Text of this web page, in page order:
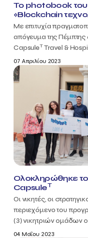
Το photobook του
«Blockchain
Με επιτυχία
απόγευμα της Πέμπτης
CapsuleTTravel &
07 Απριλίου 2023
Ολοκληρώθηκε
CapsuleT
Οι νικητές, οι
περιεχόμενο του
(3) νικητριών ομάδων
04 Μαΐου 2023